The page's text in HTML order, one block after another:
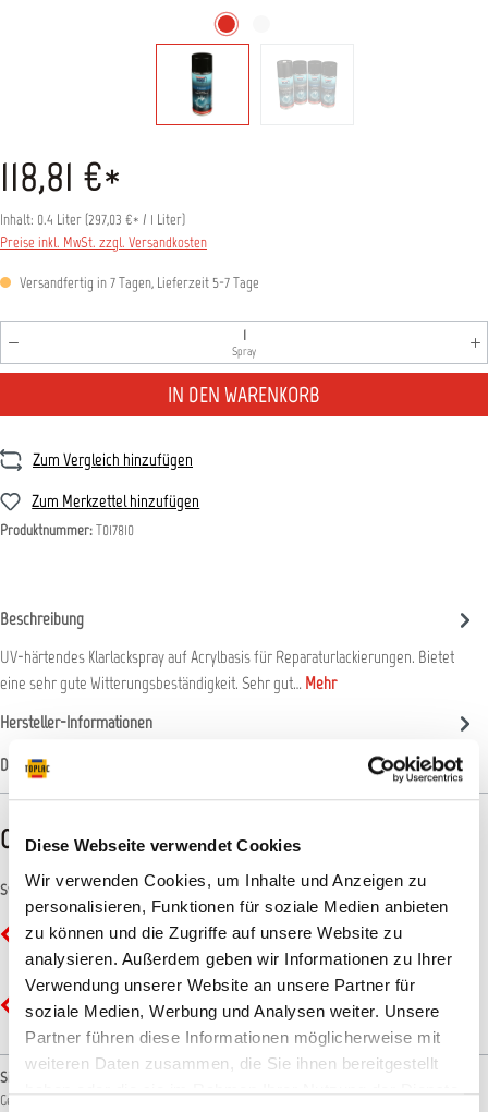
Diese Webseite verwendet Cookies
Wir verwenden Cookies, um Inhalte und Anzeigen zu
personalisieren, Funktionen für soziale Medien anbieten
zu können und die Zugriffe auf unsere Website zu
analysieren. Außerdem geben wir Informationen zu Ihrer
Verwendung unserer Website an unsere Partner für
soziale Medien, Werbung und Analysen weiter. Unsere
Partner führen diese Informationen möglicherweise mit
weiteren Daten zusammen, die Sie ihnen bereitgestellt
118,81 €*
Inhalt: 0.4 Liter (297,03 €* / 1 Liter)
Preise inkl. MwSt. zzgl. Versandkosten
Versandfertig in 7 Tagen, Lieferzeit 5-7 Tage
Produkt Anzahl: Gib den gewünschten Wert ein oder
Spray
IN DEN WARENKORB
Zum Vergleich hinzufügen
Zum Merkzettel hinzufügen
Produktnummer:T017810
Beschreibung
UV-härtendes Klarlackspray auf Acrylbasis für Reparaturlackierungen. Bietet
eine sehr gute Witterungsbeständigkeit. Sehr gut… Mehr
Hersteller-Informationen
Datenblätter
CLP-/REACH-Hinweise
Symbole
GHS02 - Flamme: Entzündbar
GHS07 - Ausrufezeichen: Gesundheitsgefahr
Signalwort
Gefahr!